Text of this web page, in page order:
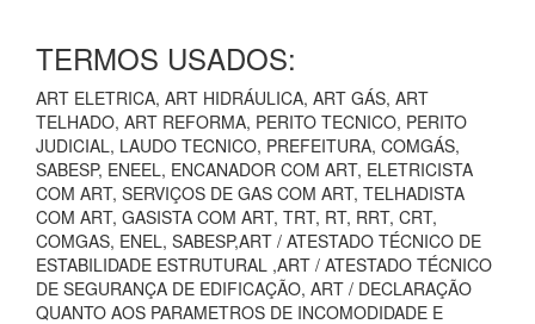
TERMOS USADOS:
ART ELETRICA, ART HIDRÁULICA, ART GÁS, ART
TELHADO, ART REFORMA, PERITO TECNICO, PERITO
JUDICIAL, LAUDO TECNICO, PREFEITURA, COMGÁS,
SABESP, ENEEL, ENCANADOR COM ART, ELETRICISTA
COM ART, SERVIÇOS DE GAS COM ART, TELHADISTA
COM ART, GASISTA COM ART, TRT, RT, RRT, CRT,
COMGAS, ENEL, SABESP,ART / ATESTADO TÉCNICO DE
ESTABILIDADE ESTRUTURAL ,ART / ATESTADO TÉCNICO
DE SEGURANÇA DE EDIFICAÇÃO, ART / DECLARAÇÃO
QUANTO AOS PARAMETROS DE INCOMODIDADE E